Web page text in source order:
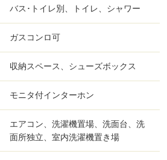
バス･トイレ別、トイレ、シャワー
ガスコンロ可
収納スペース、シューズボックス
モニタ付インターホン
エアコン、洗濯機置場、洗面台、洗
面所独立、室内洗濯機置き場